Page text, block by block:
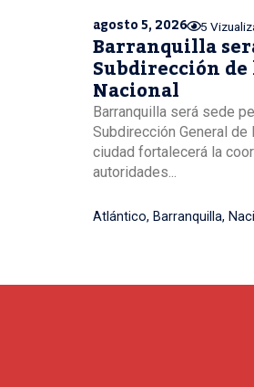
agosto 5, 2026 5
Barranquilla
Subdirección
Nacional
Barranquilla será sede
Subdirección General
ciudad fortalecerá la
autoridades...
Atlántico, Barranquilla,